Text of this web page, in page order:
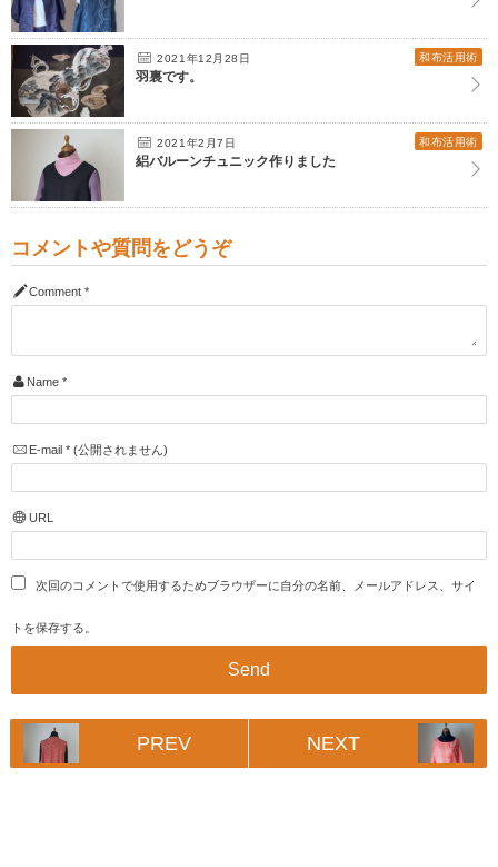
2021年12月28日 和布活用術
羽裏です。
2021年2月7日 和布活用術
絽バルーンチュニック作りました
コメントや質問をどうぞ
Comment *
Name *
E-mail *(公開されません)
URL
次回のコメントで使用するためブラウザーに自分の名前、メールアドレス、サイ
トを保存する。
PREV NEXT